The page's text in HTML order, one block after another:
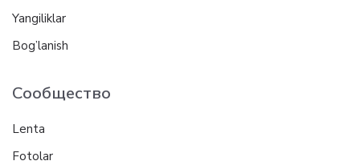
Yangiliklar
Bog’lanish
Сообщество
Lenta
Fotolar